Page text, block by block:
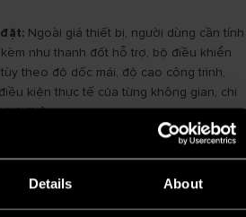
Details About
Ngoài giá thiết bị, người dùng cần tính
như thanh đốt hỗ trợ, bộ điều khiển
theo độ dốc mái, độ cao công trình,
kiện thực tế của từng không gian, chi
thêm.